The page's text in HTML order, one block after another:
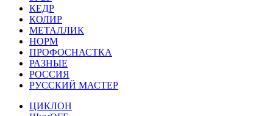
КЕДР
КОЛИР
МЕТАЛЛИК
НОРМ
ПРОФОСНАСТКА
РАЗНЫЕ
РОССИЯ
РУССКИЙ МАСТЕР
ЦИКЛОН